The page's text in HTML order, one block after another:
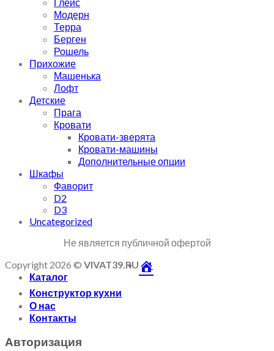
Модерн
Терра
Берген
Рошель
Прихожие
Машенька
Лофт
Детские
Прага
Кровати
Кровати-зверята
Кровати-машины
Дополнительные опции
Шкафы
Фаворит
D2
D3
Uncategorized
Не является публичной офертой
Copyright 2026 © VIVAT39.RU
Каталог
Конструктор кухни
О нас
Контакты
Авторизация